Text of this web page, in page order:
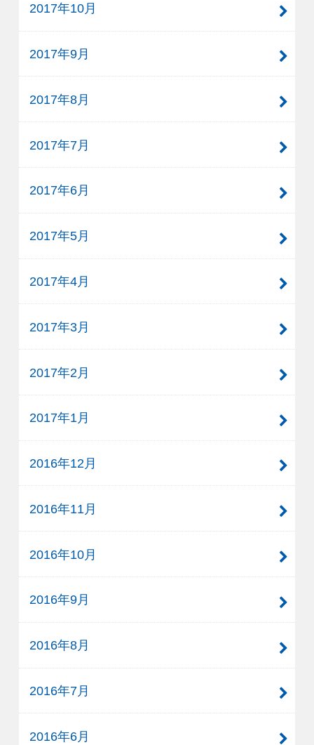
2017年10月
2017年9月
2017年8月
2017年7月
2017年6月
2017年5月
2017年4月
2017年3月
2017年2月
2017年1月
2016年12月
2016年11月
2016年10月
2016年9月
2016年8月
2016年7月
2016年6月